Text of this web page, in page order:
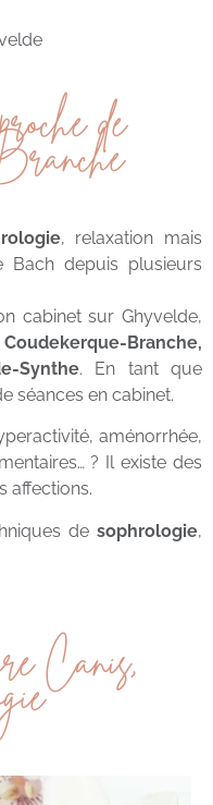
de
, relaxation mais
depuis plusieurs
cabinet sur Ghyvelde,
Coudekerque-Branche,
Synthe. En tant que
séances en cabinet.
aménorrhée,
? Il existe des
affections.
de sophrologie,
Canis,